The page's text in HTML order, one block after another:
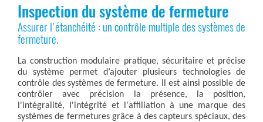
Inspection du système de fermeture
Assurer l'étanchéité : un contrôle multiple des systèmes de
fermeture.
La construction modulaire pratique, sécuritaire et précise
du système permet d’ajouter plusieurs technologies de
contrôle des systèmes de fermeture. Il est ainsi possible de
contrôler avec précision la présence, la position,
l'intégralité, l'intégrité et l'affiliation à une marque des
systèmes de fermetures grâce à des capteurs spéciaux, des